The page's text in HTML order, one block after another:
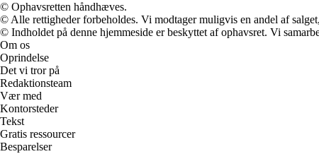
© Ophavsretten håndhæves.
© Alle rettigheder forbeholdes. Vi modtager muligvis en andel af
© Indholdet på denne hjemmeside er beskyttet af ophavsret. Vi
Om os
Oprindelse
Det vi tror på
Redaktionsteam
Vær med
Kontorsteder
Tekst
Gratis ressourcer
Besparelser